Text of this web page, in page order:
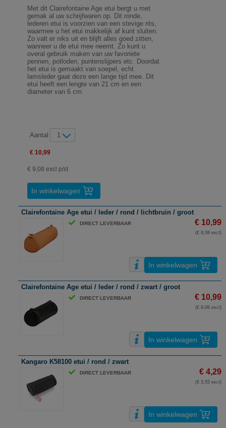
Met dit Clairefontaine Age etui bergt u met
gemak al uw schrijfwaren op. Dit ronde,
lederen etui is voorzien van een stevige rits,
waarmee u het etui makkelijk af kunt sluiten.
Zo valt er niks uit en blijft alles goed zitten,
wanneer u de etui mee neemt. Zo kunt u
overal gebruik maken van uw favoriete
pennen, potloden, puntenslijpers etc. Doordat
het etui is gemaakt van soepel, echt
lamsleder gaat deze een lange tijd mee. Dit
etui heeft een lengte van 21 cm en een
diameter van 6 cm.
Aantal 1
€ 10,99
€ 9,08 excl p/st
In winkelwagen
Clairefontaine Age etui / leder / rond / lichtbruin / groot
DIRECT LEVERBAAR € 10,99
(€ 9,08 excl)
In winkelwagen
Clairefontaine Age etui / leder / rond / zwart / groot
DIRECT LEVERBAAR € 10,99
(€ 9,08 excl)
In winkelwagen
Kangaro K58100 etui / rond / zwart
DIRECT LEVERBAAR € 4,29
(€ 3,55 excl)
In winkelwagen